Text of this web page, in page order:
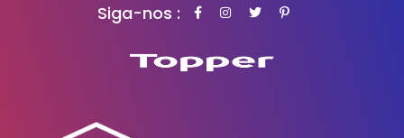
Siga-nos :